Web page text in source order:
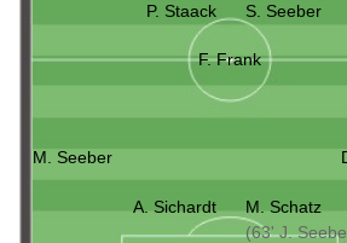
P. Staack S. Seeber
F. Frank
M. Seeber
A. Sichardt
M. Schatz
(63' J.